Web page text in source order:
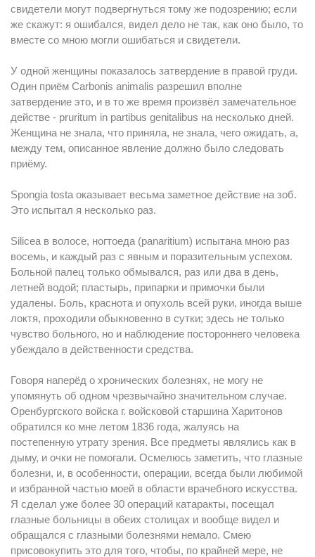
свидетели могут подвергнуться тому же подозрению; если
же скажут: я ошибался, видел дело не так, как оно было, то
вместе со мною могли ошибаться и свидетели.
У одной женщины показалось затвердение в правой груди.
Один приём Carbonis animalis разрешил вполне
затвердение это, и в то же время произвёл замечательное
действе - pruritum in partibus genitalibus на несколько дней.
Женщина не знала, что приняла, не знала, чего ожидать, а,
между тем, описанное явление должно было следовать
приёму.
Spongia tosta оказывает весьма заметное действие нa зоб.
Это испытал я несколько раз.
Silicеa в волосе, ногтоеда (panaritium) испытана мною раз
восемь, и каждый раз с явным и поразительным успехом.
Больной палец только обмывался, раз или два в день,
летней водой; пластырь, припарки и примочки были
удалены. Боль, краснота и опухоль всей руки, иногда выше
локтя, проходили обыкновенно в сутки; здесь не только
чувство больного, но и наблюдение постороннего человека
убеждало в действенности средства.
Говоря наперёд о хронических болезнях, не могу не
упомянуть об одном чрезвычайно значительном случае.
Оренбургского войска г. войсковой старшина Харитонов
обратился ко мне летом 1836 года, жалуясь на
постепенную утрату зрения. Все предметы являлись как в
дыму, и очки не помогали. Осмелюсь заметить, что глазные
болезни, и, в особенности, операции, всегда были любимой
и избранной частью моей в области врачебного искусства.
Я сделал уже более 30 операций катаракты, посещал
глазные больницы в o6еих столицах и вообще видел и
обращался с глазными болезнями немало. Смею
присовокупить это для того, чтобы, по крайней мере, не